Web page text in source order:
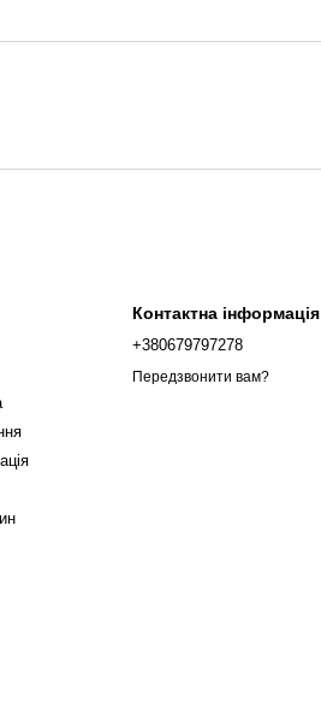
Контактна інформація
+380679797278
Передзвонити вам?